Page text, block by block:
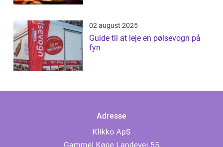
02 august 2025
Guide til at leje en pølsevogn på
fyn
Adresse